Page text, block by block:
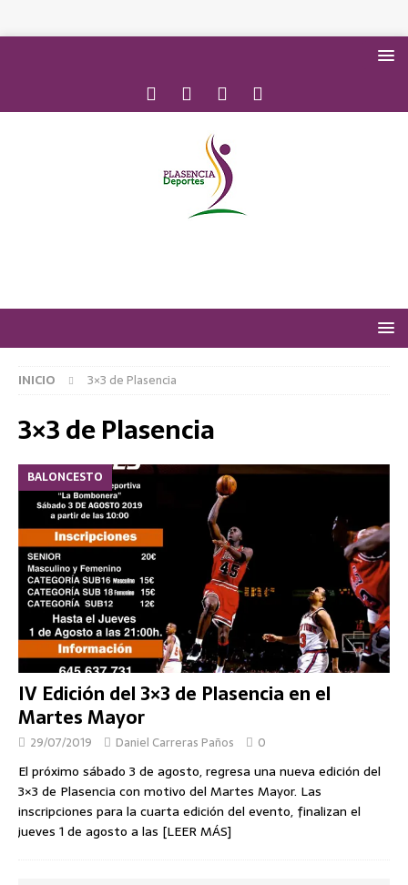
INICIO 3×3 de Plasencia
3×3 de Plasencia
BALONCESTO
IV Edición del 3×3 de Plasencia en el
Martes Mayor
29/07/2019 Daniel Carreras Paños 0
El próximo sábado 3 de agosto, regresa una nueva edición del
3×3 de Plasencia con motivo del Martes Mayor. Las
inscripciones para la cuarta edición del evento, finalizan el
jueves 1 de agosto a las [LEER MÁS]